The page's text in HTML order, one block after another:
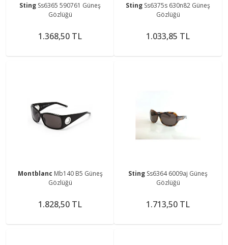
Sting Ss6365 590761 Güneş
Gözlüğü
1.368,50 TL
Sting Ss6375s 630n82 Güneş
Gözlüğü
1.033,85 TL
Montblanc Mb140 B5 Güneş
Gözlüğü
1.828,50 TL
Sting Ss6364 6009aj Güneş
Gözlüğü
1.713,50 TL